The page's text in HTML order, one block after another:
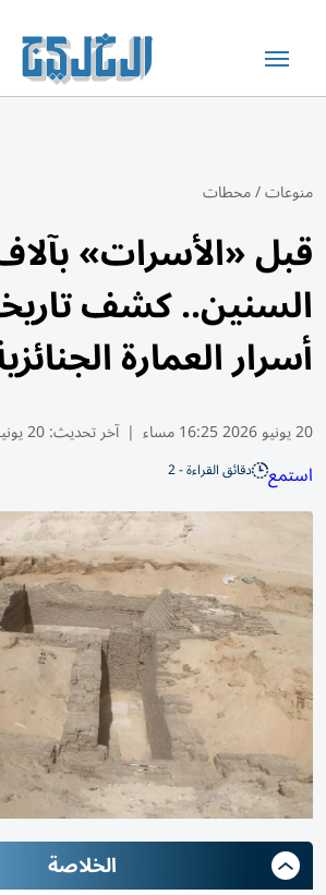
منوعات/محطات
قبل «الأسرات»
السنين.. كشف
أسرار العمارة
20 يونيو 2026 16:25 مساء | آخر تحديث:20 يونيو 16:54 2026
استمع دقائق القراءة - 2
الخلاصة